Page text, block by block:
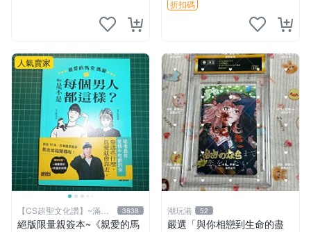
簽名卡 桐崎千棘
折扣碼
人氣賣家
【CS超聖文化讚】~滿千
元送運
3838
絕版限量親簽本~《親愛的馬
潮玩港 52
嚴選「與你相戀到生命的盡